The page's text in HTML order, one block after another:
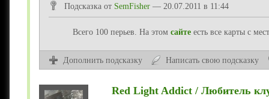
Подсказка от SemFisher — 20.07.2011 в 11:44
Всего 100 перьев. На этом сайте есть все карты с
Дополнить подсказку Написать свою подсказку
Red Light Addict / Любитель